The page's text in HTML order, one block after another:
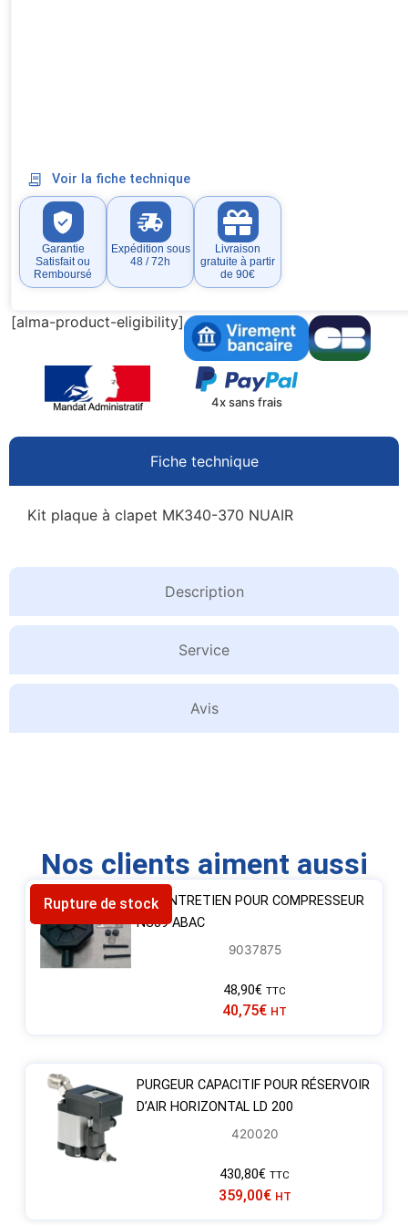
Voir la fiche technique
Garantie
Satisfait ou
Remboursé
Expédition sous
48 / 72h
Livraison
gratuite à partir
de 90€
[alma-product-eligibility]
4x sans frais
Fiche technique
Description
Service
Avis
Kit plaque à clapet MK340-370 NUAIR
Nos clients aiment aussi
Rupture de stockKIT ENTRETIEN POUR COMPRESSEUR
NS39 ABAC
9037875
48,90€ TTC
40,75€ HT
PURGEUR CAPACITIF POUR RÉSERVOIR
D’AIR HORIZONTAL LD 200
420020
430,80€ TTC
359,00€ HT